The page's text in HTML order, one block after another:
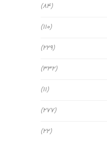
(84)
(110)
(229)
(332)
(11)
(277)
(22)